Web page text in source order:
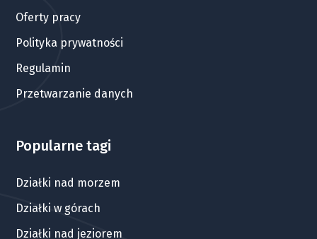
Oferty pracy
Polityka prywatności
Regulamin
Przetwarzanie danych
Popularne tagi
Działki nad morzem
Działki w górach
Działki nad jeziorem